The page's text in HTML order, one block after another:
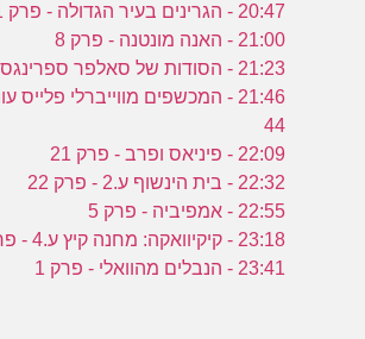
20:47 - הגרינים בעיר הגדולה - פרק 1
21:00 - האנה מונטנה - פרק 8
21:23 - הסודות של סאלפר ספרינגס - פרק 2
44
22:09 - פיניאס ופרב - פרק 21
22:32 - בית הינשוף ע.2 - פרק 22
22:55 - אמפיביה - פרק 5
23:18 - קיקיוואקה: מחנה קיץ ע.4 - פרק 59
23:41 - הנבלים מהוואלי - פרק 1